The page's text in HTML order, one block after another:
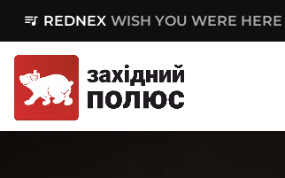
queue_music REDNEX WISH YOU WERE HERE